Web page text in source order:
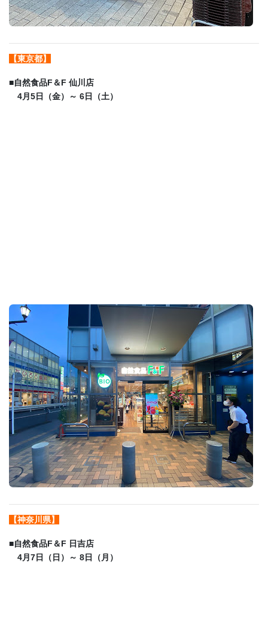
【東京都】
■自然食品F＆F 仙川店
4月5日（金）～ 6日（土）
【神奈川県】
■自然食品F＆F 日吉店
4月7日（日）～ 8日（月）